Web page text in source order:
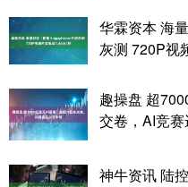
华霖资本 海
灰测 720P视
趣操盘 超
交卷，AI竞
神牛资讯 陆